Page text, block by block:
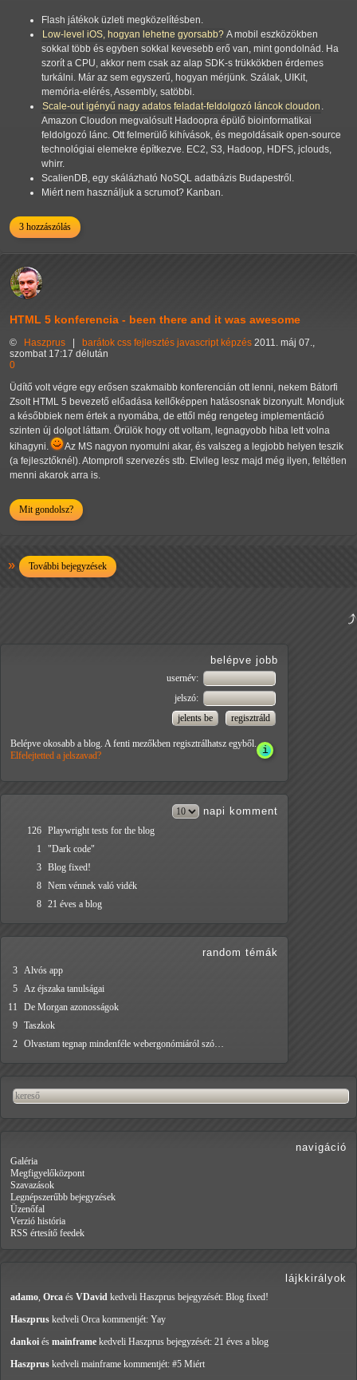
Flash játékok üzleti megközelítésben.
Low-level iOS, hogyan lehetne gyorsabb? A mobil eszközökben
sokkal több és egyben sokkal kevesebb erő van, mint gondolnád. Ha
szorít a CPU, akkor nem csak az alap SDK-s trükkökben érdemes
turkálni. Már az sem egyszerű, hogyan mérjünk. Szálak, UIKit,
memória-elérés, Assembly, satöbbi.
Scale-out igényű nagy adatos feladat-feldolgozó láncok cloudon .
Amazon Cloudon megvalósult Hadoopra épülő bioinformatikai
feldolgozó lánc. Ott felmerülő kihívások, és megoldásaik open-source
technológiai elemekre építkezve. EC2, S3, Hadoop, HDFS, jclouds,
whirr.
ScalienDB, egy skálázható NoSQL adatbázis Budapestről.
Miért nem használjuk a scrumot? Kanban.
3 hozzászólás
HTML 5 konferencia - been there and it was awesome
© Haszprus barátok css fejlesztés javascript képzés 2011. máj 07.,
szombat 17:17 délután
0
Üdítő volt végre egy erősen szakmaibb konferencián ott lenni, nekem Bátorfi
Zsolt HTML 5 bevezető előadása kellőképpen hatásosnak bizonyult. Mondjuk
a későbbiek nem értek a nyomába, de ettől még rengeteg implementáció
szinten új dolgot láttam. Örülök hogy ott voltam, legnagyobb hiba lett volna
kihagyni.
Az MS nagyon nyomulni akar, és valszeg a legjobb helyen teszik
(a fejlesztőknél). Atomprofi szervezés stb. Elvileg lesz majd még ilyen, feltétlen
menni akarok arra is.
Mit gondolsz?
További bejegyzések
belépve jobb
usernév:
jelszó:
Belépve okosabb a blog. A fenti mezőkben regisztrálhatsz egyből.
Elfelejtetted a jelszavad?
napi komment
126 Playwright tests for the blog
1
"Dark code"
3 Blog fixed!
8 Nem vénnek való vidék
8 21 éves a blog
random témák
3 Alvós app
5 Az éjszaka tanulságai
11
De Morgan azonosságok
9 Taszkok
2 Olvastam tegnap mindenféle webergonómiáról szó…
navigáció
Galéria
Megfigyelőközpont
Szavazások
Legnépszerűbb bejegyzések
Üzenőfal
Verzió história
RSS értesítő feedek
lájkkirályok
adamo, Orca és VDavid kedveli Haszprus bejegyzését: Blog fixed!
Haszprus kedveli Orca kommentjét: Yay
dankoi és mainframe kedveli Haszprus bejegyzését: 21 éves a blog
Haszprus kedveli mainframe kommentjét: #5 Miért